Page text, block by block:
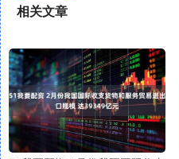
相关文章